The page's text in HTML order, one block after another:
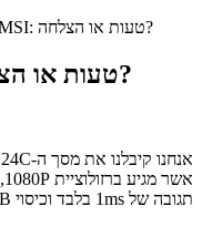
המסך החדש של MSI: טעות או הצלחה?
המסך החדש של MSI: טעות או הצלחה?
תגובה של 1ms בלבד וכיסוי sRGB של 110%.